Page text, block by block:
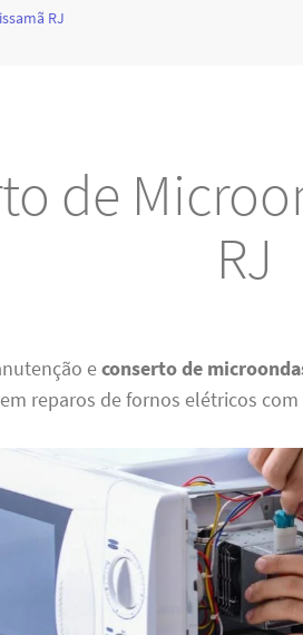
RJ
de
RJ
econserto de
reparos de fornos elétricos